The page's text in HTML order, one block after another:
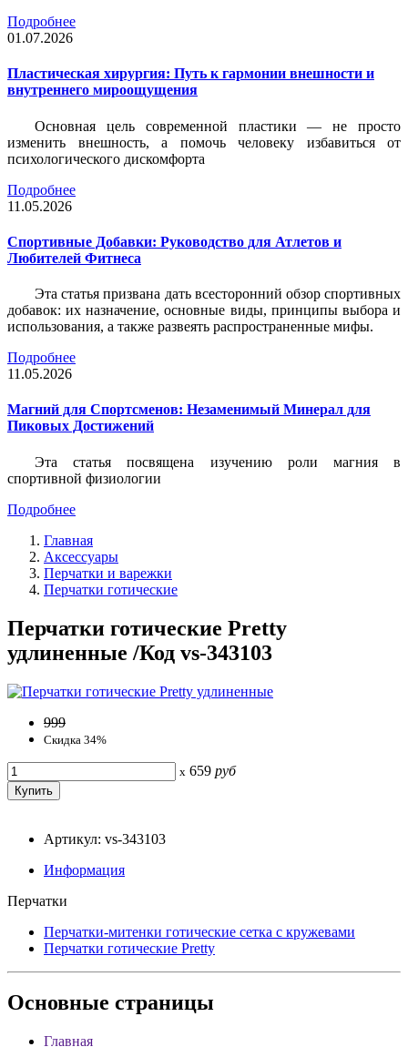
Подробнее
01.07.2026
Пластическая хирургия: Путь к гармонии внешности и
внутреннего мироощущения
Основная цель современной пластики — не просто
изменить внешность, а помочь человеку избавиться от
психологического дискомфорта
Подробнее
11.05.2026
Спортивные Добавки: Руководство для Атлетов и
Любителей Фитнеса
Эта статья призвана дать всесторонний обзор спортивных
добавок: их назначение, основные виды, принципы выбора и
использования, а также развеять распространенные мифы.
Подробнее
11.05.2026
Магний для Спортсменов: Незаменимый Минерал для
Пиковых Достижений
Эта статья посвящена изучению роли магния в
спортивной физиологии
Подробнее
Главная
Аксессуары
Перчатки и варежки
Перчатки готические
Перчатки готические Pretty
удлиненные /Код vs-343103
999
Скидка 34%
x 659 руб
Артикул: vs-343103
Информация
Перчатки
Перчатки-митенки готические сетка с кружевами
Перчатки готические Pretty
Основные страницы
Главная